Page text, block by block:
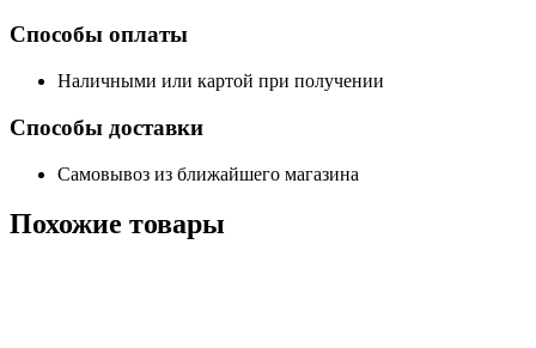
Способы оплаты
Наличными или картой при получении
Способы доставки
Самовывоз из ближайшего магазина
Похожие товары